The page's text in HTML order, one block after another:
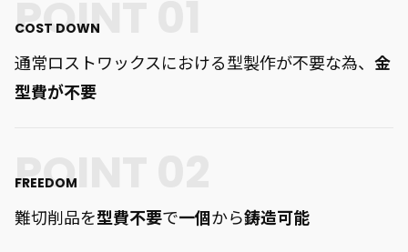
COST DOWN
通常ロストワックスにおける型製作が不要な為、 金
型費が不要
FREEDOM
難切削品を型費不要で一個から鋳造可能